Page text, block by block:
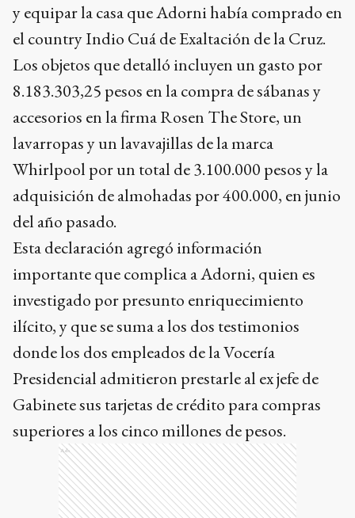
y equipar la casa que Adorni había comprado en
el country Indio Cuá de Exaltación de la Cruz.
Los objetos que detalló incluyen un gasto por
8.183.303,25 pesos en la compra de sábanas y
accesorios en la firma Rosen The Store, un
lavarropas y un lavavajillas de la marca
Whirlpool por un total de 3.100.000 pesos y la
adquisición de almohadas por 400.000, en junio
del año pasado.
Esta declaración agregó información
importante que complica a Adorni, quien es
investigado por presunto enriquecimiento
ilícito, y que se suma a los dos testimonios
donde los dos empleados de la Vocería
Presidencial admitieron prestarle al ex jefe de
Gabinete sus tarjetas de crédito para compras
superiores a los cinco millones de pesos.
Ads